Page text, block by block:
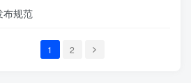
布规范
1 2